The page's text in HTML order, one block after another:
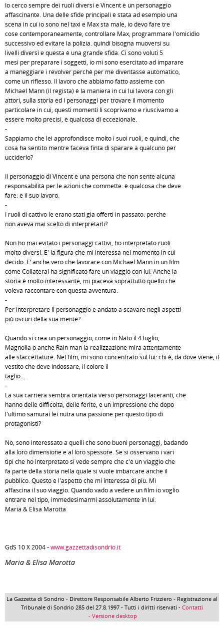
Io cerco sempre dei ruoli diversi e Vincent è un personaggio
affascinante. Una delle sfide principali è stata ad esempio una
scena in cui io sono nel taxi e Max sta male, io devo fare tre
cose contemporaneamente, controllare Max, programmare l'omicidio
successivo ed evitare la polizia. quindi bisogna muoversi su
livelli diversi e questa è una grande sfida. Ci sono voluti 5
mesi per preparare i soggetti, io mi sono esercitato ad imparare
a maneggiare i revolver perché per me diventasse automatico,
come un riflesso. Il lavoro che abbiamo fatto assieme con
Michael Mann (il regista) è la maniera in cui lui lavora con gli
attori, sulla storia ed i personaggi per trovare il momento
particolare in cui, questi momenti li scoprivamo e riuscivamo a
essere molto precisi, è qualcosa di eccezionale.
-
Sappiamo che lei approfondisce molto i suoi ruoli, e quindi, che
cosa ha sentito mentre faceva finta di sparare a qualcuno per
ucciderlo?
Il personaggio di Vincent è una persona che non sente alcuna
responsabilità per le azioni che commette. è qualcosa che deve
fare: è il suo lavoro.
-
I ruoli di cattivo le erano stati già offerti in passato: perché
non aveva mai scelto di interpretarli?
Non ho mai evitato i personaggi cattivi, ho interpretato ruoli
molto diversi. E' la figura che mi interessa nel momento in cui
decido. E’ anche vero che lavorare con Michael Mann in un film
come Collateral ha significato fare un viaggio con lui. Anche la
storia è molto interessante, mi piaceva soprattutto quello che
voleva raccontare con questa avventura.
-
Per interpretare il personaggio è andato a scavare negli aspetti
più oscuri della sua mente?
Quando si crea un personaggio, come in Nato il 4 luglio,
Magnolia o anche Rain man la realizzazione mira attentamente
alle sfaccettature. Nel film, mi sono concentrato sul lui: chi è, da dove viene, il
vestito che deve indossare, il colore il
taglio…
-
La sua carriera sembra orientata verso personaggi laceranti, che
hanno delle difficoltà, delle ferite, è un impressione che dopo
l'ultimo samurai lei nutra una passione per questo tipo di
protagonisti?
No, sono interessato a quelli che sono buoni personaggi, badando
alla loro dimensione e al loro spessore. Se si osservano i vari
tipi che ho interpretato si vede sempre che c'è un viaggio che
fa parte della storia nella quale si vuole imbarcare anche il
pubblico. Questo è l'aspetto che mi interessa di più. Mi
affascina il suo viaggio. Quando vado a vedere un film io voglio
entrare nel tipo, immedesimarmi assolutamente in lui.
Maria & Elisa Marotta
GdS 10 X 2004 -www.gazzettadisondrio.it
Maria & Elisa Marotta
La Gazzetta di Sondrio - Direttore Responsabile Alberto Frizziero - Registrazione al
Tribunale di Sondrio 285 del 27.8.1997 - Tutti i diritti riservati - Contatti
- Versione desktop